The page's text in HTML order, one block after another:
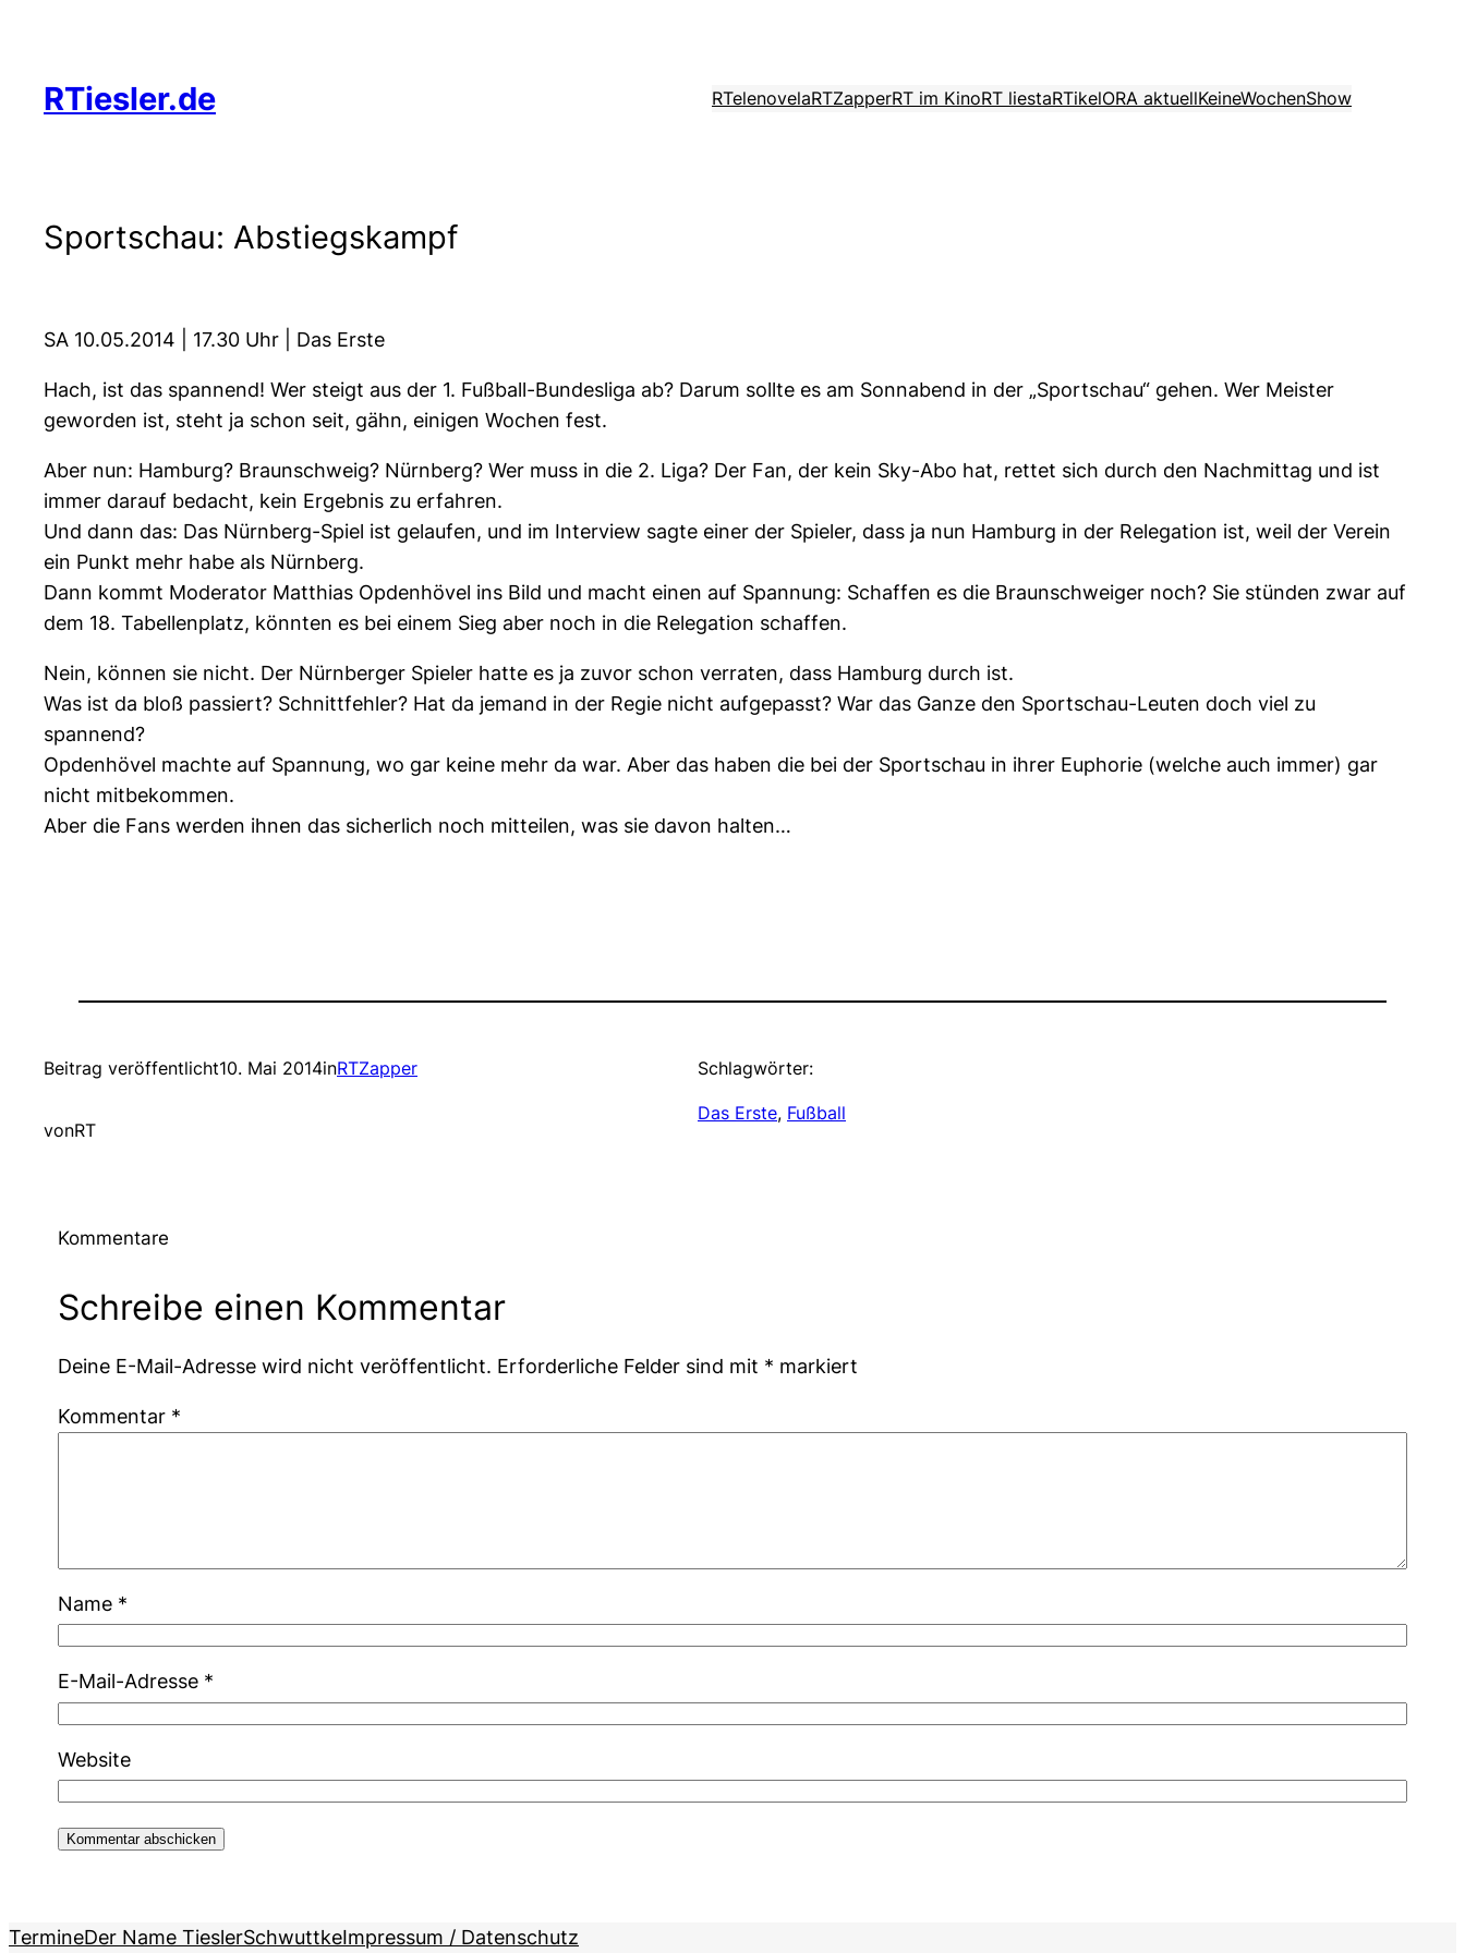
springen
RTiesler.de RTelenovelaRTZapperRT im KinoRT liestaRTikelORA aktuellKeineWochenShow
Sportschau: Abstiegskampf
SA 10.05.2014 | 17.30 Uhr | Das Erste
Hach, ist das spannend! Wer steigt aus der 1. Fußball-Bundesliga ab? Darum sollte es am Sonnabend in der „Sportschau“ gehen. Wer Meister
geworden ist, steht ja schon seit, gähn, einigen Wochen fest.
Aber nun: Hamburg? Braunschweig? Nürnberg? Wer muss in die 2. Liga? Der Fan, der kein Sky-Abo hat, rettet sich durch den Nachmittag und ist
immer darauf bedacht, kein Ergebnis zu erfahren.
Und dann das: Das Nürnberg-Spiel ist gelaufen, und im Interview sagte einer der Spieler, dass ja nun Hamburg in der Relegation ist, weil der Verein
ein Punkt mehr habe als Nürnberg.
Dann kommt Moderator Matthias Opdenhövel ins Bild und macht einen auf Spannung: Schaffen es die Braunschweiger noch? Sie stünden zwar auf
dem 18. Tabellenplatz, könnten es bei einem Sieg aber noch in die Relegation schaffen.
Nein, können sie nicht. Der Nürnberger Spieler hatte es ja zuvor schon verraten, dass Hamburg durch ist.
Was ist da bloß passiert? Schnittfehler? Hat da jemand in der Regie nicht aufgepasst? War das Ganze den Sportschau-Leuten doch viel zu
spannend?
Opdenhövel machte auf Spannung, wo gar keine mehr da war. Aber das haben die bei der Sportschau in ihrer Euphorie (welche auch immer) gar
nicht mitbekommen.
Aber die Fans werden ihnen das sicherlich noch mitteilen, was sie davon halten…
Beitrag veröffentlicht10. Mai 2014inRTZapper
vonRT
Schlagwörter:
Das Erste, Fußball
Kommentare
Schreibe einen Kommentar
Deine E-Mail-Adresse wird nicht veröffentlicht. Erforderliche Felder sind mit * markiert
Kommentar *
Name *
E-Mail-Adresse *
Website
TermineDer Name TieslerSchwuttkeImpressum / Datenschutz